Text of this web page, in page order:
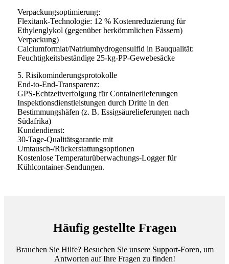
Verpackungsoptimierung:
Flexitank-Technologie: 12 % Kostenreduzierung für
Ethylenglykol (gegenüber herkömmlichen Fässern)
Verpackung)
Calciumformiat/Natriumhydrogensulfid in Bauqualität:
Feuchtigkeitsbeständige 25-kg-PP-Gewebesäcke
5. Risikominderungsprotokolle
End-to-End-Transparenz:
GPS-Echtzeitverfolgung für Containerlieferungen
Inspektionsdienstleistungen durch Dritte in den
Bestimmungshäfen (z. B. Essigsäurelieferungen nach
Südafrika)
Kundendienst:
30-Tage-Qualitätsgarantie mit
Umtausch-/Rückerstattungsoptionen
Kostenlose Temperaturüberwachungs-Logger für
Kühlcontainer-Sendungen.
Häufig gestellte Fragen
Brauchen Sie Hilfe? Besuchen Sie unsere Support-Foren, um
Antworten auf Ihre Fragen zu finden!